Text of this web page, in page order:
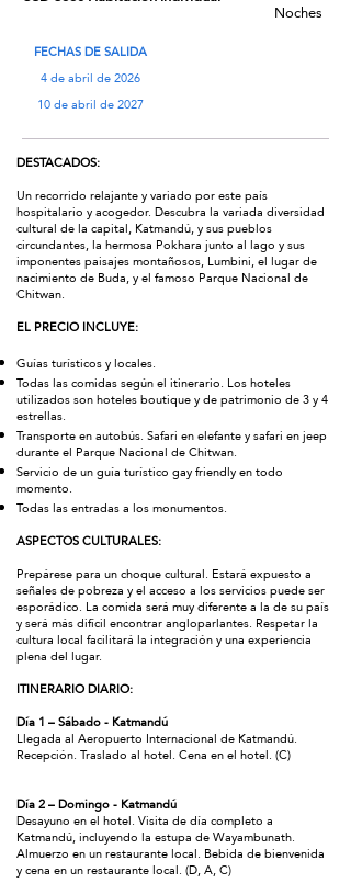
Noches
FECHAS DE SALIDA
4 de abril de 2026
10 de abril de 2027
DESTACADOS:
Un recorrido relajante y variado por este país
hospitalario y acogedor. Descubra la variada diversidad
cultural de la capital, Katmandú, y sus pueblos
circundantes, la hermosa Pokhara junto al lago y sus
imponentes paisajes montañosos, Lumbini, el lugar de
nacimiento de Buda, y el famoso Parque Nacional de
Chitwan.
EL PRECIO INCLUYE:
Guías turísticos y locales.
Todas las comidas según el itinerario. Los hoteles
utilizados son hoteles boutique y de patrimonio de 3 y 4
estrellas.
Transporte en autobús. Safari en elefante y safari en jeep
durante el Parque Nacional de Chitwan.
Servicio de un guía turístico gay friendly en todo
momento.
Todas las entradas a los monumentos.
ASPECTOS CULTURALES:
Prepárese para un choque cultural. Estará expuesto a
señales de pobreza y el acceso a los servicios puede ser
esporádico. La comida será muy diferente a la de su país
y será más difícil encontrar angloparlantes. Respetar la
cultura local facilitará la integración y una experiencia
plena del lugar.
ITINERARIO DIARIO:
Día 1 – Sábado - Katmandú
Llegada al Aeropuerto Internacional de Katmandú.
Recepción. Traslado al hotel. Cena en el hotel. (C)
Día 2 – Domingo - Katmandú
Desayuno en el hotel. Visita de día completo a
Katmandú, incluyendo la estupa de Wayambunath.
Almuerzo en un restaurante local. Bebida de bienvenida
y cena en un restaurante local. (D, A, C)